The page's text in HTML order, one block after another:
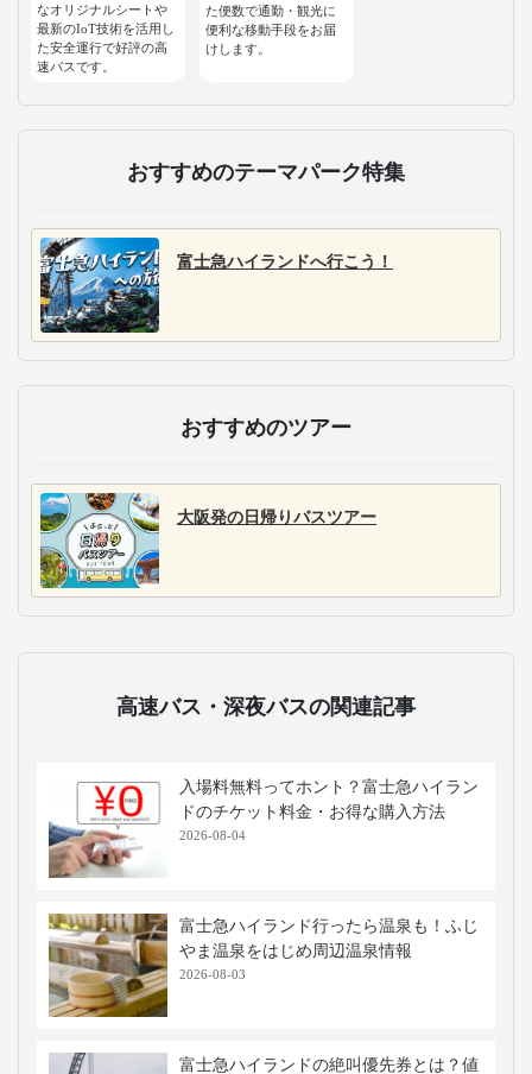
なオリジナルシートや
最新のIoT技術を活用し
た安全運行で好評の高
速バスです。
た便数で通勤・観光に
便利な移動手段をお届
けします。
おすすめのテーマパーク特集
富士急ハイランドへ行こう！
おすすめのツアー
大阪発の日帰りバスツアー
高速バス・深夜バスの関連記事
入場料無料ってホント？富士急ハイラン
ドのチケット料金・お得な購入方法
2026-08-04
富士急ハイランド行ったら温泉も！ふじ
やま温泉をはじめ周辺温泉情報
2026-08-03
富士急ハイランドの絶叫優先券とは？値